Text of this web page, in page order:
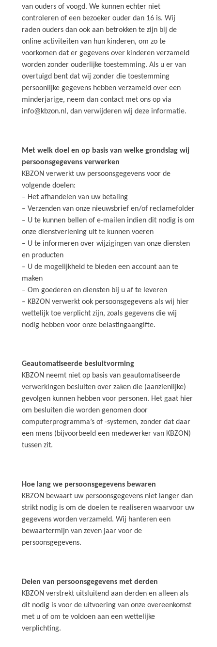
van ouders of voogd. We kunnen echter niet
controleren of een bezoeker ouder dan 16 is. Wij
raden ouders dan ook aan betrokken te zijn bij de
online activiteiten van hun kinderen, om zo te
voorkomen dat er gegevens over kinderen verzameld
worden zonder ouderlijke toestemming. Als u er van
overtuigd bent dat wij zonder die toestemming
persoonlijke gegevens hebben verzameld over een
minderjarige, neem dan contact met ons op via
info@kbzon.nl, dan verwijderen wij deze informatie.
Met welk doel en op basis van welke grondslag wij
persoonsgegevens verwerken
KBZON verwerkt uw persoonsgegevens voor de
volgende doelen:
– Het afhandelen van uw betaling
– Verzenden van onze nieuwsbrief en/of reclamefolder
– U te kunnen bellen of e-mailen indien dit nodig is om
onze dienstverlening uit te kunnen voeren
– U te informeren over wijzigingen van onze diensten
en producten
– U de mogelijkheid te bieden een account aan te
maken
– Om goederen en diensten bij u af te leveren
– KBZON verwerkt ook persoonsgegevens als wij hier
wettelijk toe verplicht zijn, zoals gegevens die wij
nodig hebben voor onze belastingaangifte.
Geautomatiseerde besluitvorming
KBZON neemt niet op basis van geautomatiseerde
verwerkingen besluiten over zaken die (aanzienlijke)
gevolgen kunnen hebben voor personen. Het gaat hier
om besluiten die worden genomen door
computerprogramma’s of -systemen, zonder dat daar
een mens (bijvoorbeeld een medewerker van KBZON)
tussen zit.
Hoe lang we persoonsgegevens bewaren
KBZON bewaart uw persoonsgegevens niet langer dan
strikt nodig is om de doelen te realiseren waarvoor uw
gegevens worden verzameld. Wij hanteren een
bewaartermijn van zeven jaar voor de
persoonsgegevens.
Delen van persoonsgegevens met derden
KBZON verstrekt uitsluitend aan derden en alleen als
dit nodig is voor de uitvoering van onze overeenkomst
met u of om te voldoen aan een wettelijke
verplichting.